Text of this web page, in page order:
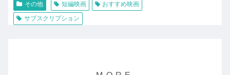
その他 短編映画
おすすめ映画
サブスクリプション